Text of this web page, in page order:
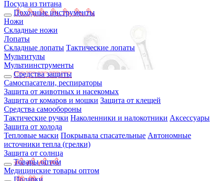
Посуда из титана
Походные инструменты
Ножи
Складные ножи
Лопаты
Складные лопаты Тактические лопаты
Мультитулы
Мультиинструменты
Средства защиты
Самоспасатели, респираторы
Защита от животных и насекомых
Защита от комаров и мошки Защита от клещей
Средства самообороны
Тактические ручки Наколенники и налокотники Аксессуары
Защита от холода
Тепловые маски Покрывала спасательные Автономные
источники тепла (грелки)
Защита от солнца
Товары оптом
Медицинские товары оптом